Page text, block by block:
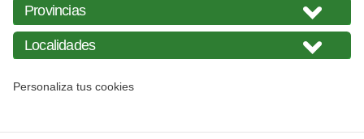
Personaliza tus cookies